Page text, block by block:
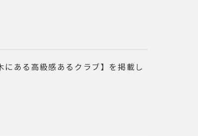
ある高級感あるクラブ】を掲載し